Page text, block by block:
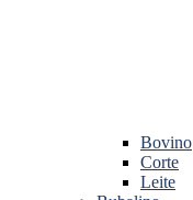
Bovino
Corte
Leite